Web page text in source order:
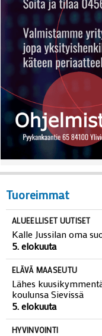
Tuoreimmat
ALUEELLISET UUTISET
Kalle Jussilan oma
5. elokuuta
ELÄVÄ MAASEUTU
Lähes
koulunsa Sievissä
5. elokuuta
HYVINVOINTI